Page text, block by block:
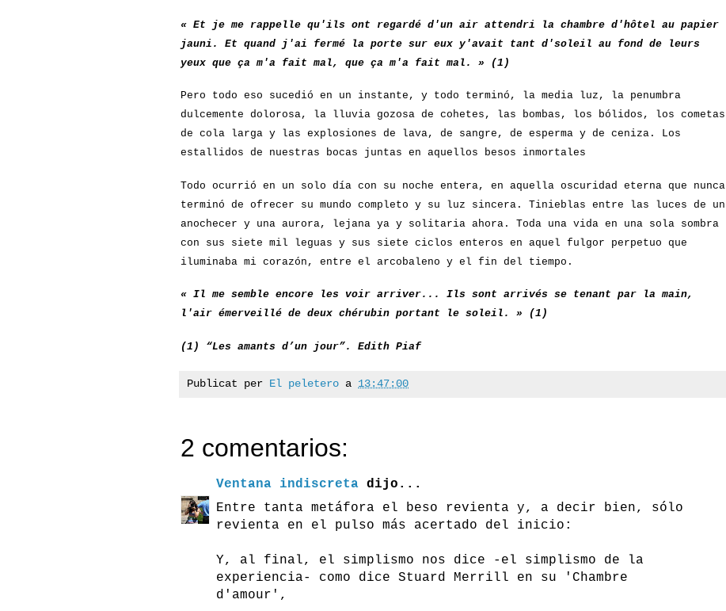
« Et je me rappelle qu'ils ont regardé d'un air attendri la chambre d'hôtel au papier
jauni. Et quand j'ai fermé la porte sur eux y'avait tant d'soleil au fond de leurs
yeux que ça m'a fait mal, que ça m'a fait mal. » (1)
Pero todo eso sucedió en un instante, y todo terminó, la media luz, la penumbra
dulcemente dolorosa, la lluvia gozosa de cohetes, las bombas, los bólidos, los cometas
de cola larga y las explosiones de lava, de sangre, de esperma y de ceniza. Los
estallidos de nuestras bocas juntas en aquellos besos inmortales
Todo ocurrió en un solo día con su noche entera, en aquella oscuridad eterna que nunca
terminó de ofrecer su mundo completo y su luz sincera. Tinieblas entre las luces de un
anochecer y una aurora, lejana ya y solitaria ahora. Toda una vida en una sola sombra
con sus siete mil leguas y sus siete ciclos enteros en aquel fulgor perpetuo que
iluminaba mi corazón, entre el arcobaleno y el fin del tiempo.
« Il me semble encore les voir arriver... Ils sont arrivés se tenant par la main,
l'air émerveillé de deux chérubin portant le soleil. » (1)
(1) “Les amants d’un jour”. Edith Piaf
Publicat per El peletero a 13:47:00
2 comentarios:
Ventana indiscreta dijo...
Entre tanta metáfora el beso revienta y, a decir bien, sólo
revienta en el pulso más acertado del inicio:
Y, al final, el simplismo nos dice -el simplismo de la
experiencia- como dice Stuard Merrill en su 'Chambre
d'amour',